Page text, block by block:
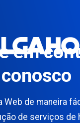
em
conosco
Web de maneira
de serviços de